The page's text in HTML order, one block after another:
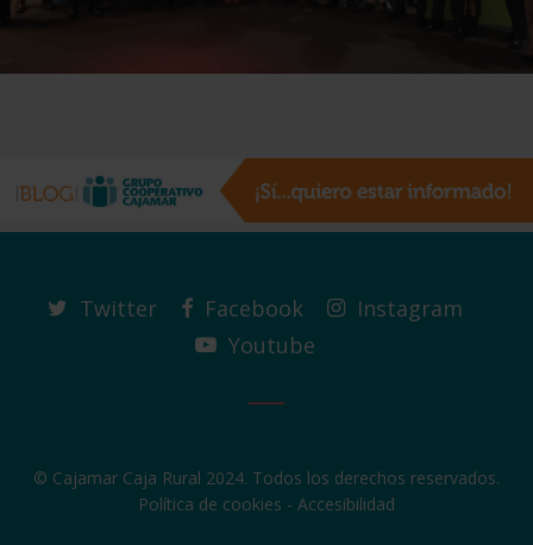
Twitter Facebook
Instagram
Youtube
© Cajamar Caja Rural 2024. Todos los derechos reservados.
Política de cookies - Accesibilidad